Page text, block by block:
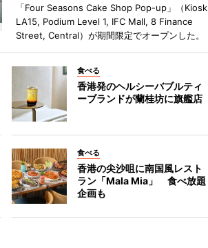
「Four Seasons Cake Shop Pop-up」（Kiosk
LA15, Podium Level 1, IFC Mall, 8 Finance
Street, Central）が期間限定でオープンした。
食べる
香港発のヘルシーバブルティ
ーブランドが蘭桂坊に旗艦店
食べる
香港の尖沙咀に南国風レスト
ラン「Mala Mia」 食べ放題
企画も